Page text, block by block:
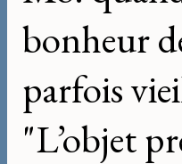
bonheur
parfois
"L’objet